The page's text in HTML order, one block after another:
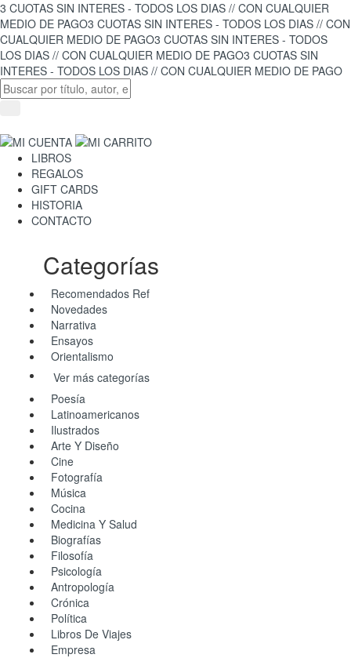
3 CUOTAS SIN INTERES - TODOS LOS DIAS // CON CUALQUIER
MEDIO DE PAGO3 CUOTAS SIN INTERES - TODOS LOS DIAS // CON
CUALQUIER MEDIO DE PAGO3 CUOTAS SIN INTERES - TODOS
LOS DIAS // CON CUALQUIER MEDIO DE PAGO3 CUOTAS SIN
INTERES - TODOS LOS DIAS // CON CUALQUIER MEDIO DE PAGO
LIBROS
REGALOS
GIFT CARDS
HISTORIA
CONTACTO
Categorías
Recomendados Ref
Novedades
Narrativa
Ensayos
Orientalismo
Ver más categorías
Poesía
Latinoamericanos
Ilustrados
Arte Y Diseño
Cine
Fotografía
Música
Cocina
Medicina Y Salud
Biografías
Filosofía
Psicología
Antropología
Crónica
Política
Libros De Viajes
Empresa